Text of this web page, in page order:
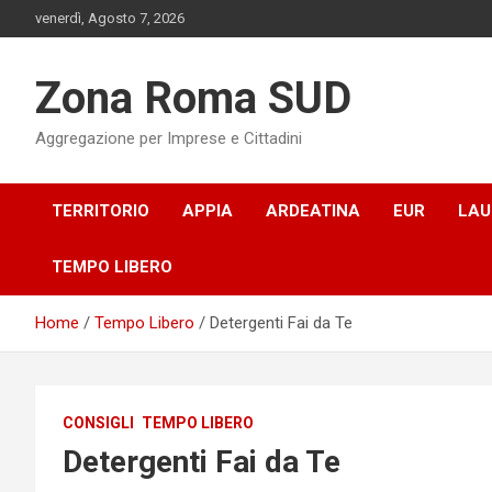
to
venerdì, Agosto 7, 2026
Zona Roma SUD
Aggregazione per Imprese e Cittadini
TERRITORIO APPIA ARDEATINA EUR
TEMPO LIBERO
Home Tempo Libero Detergenti Fai da Te
CONSIGLI TEMPO LIBERO
Detergenti Fai da Te